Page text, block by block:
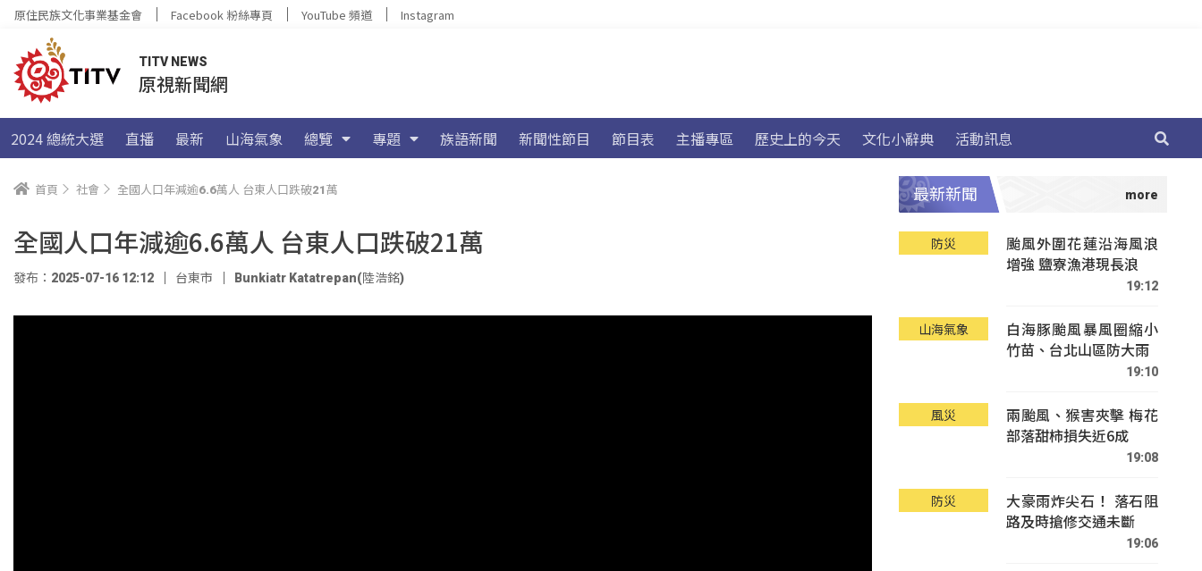
原住民族文化事業基金會 Facebook 粉絲專頁 YouTube 頻道 Instagram
TITV NEWS
原視新聞網
2024 總統大選 直播 最新 山海氣象 總覽 專題 族語新聞 新聞性節目 節目表 主播專區 歷史上的今天 文化小辭典 活動訊息
首頁 社會 全國人口年減逾6.6萬人 台東人口跌破21萬
全國人口年減逾6.6萬人 台東人口跌破21萬
發布：2025-07-16 12:12 台東市 Bunkiatr Katatrepan(陸浩銘)
最新新聞
防災
颱風外圍花蓮沿海風浪
增強 鹽寮漁港現長浪
19:12
山海氣象
白海豚颱風暴風圈縮小
竹苗、台北山區防大雨
19:10
風災
兩颱風、猴害夾擊 梅花
部落甜柿損失近6成
19:08
防災
大豪雨炸尖石！ 落石阻
路及時搶修交通未斷
19:06